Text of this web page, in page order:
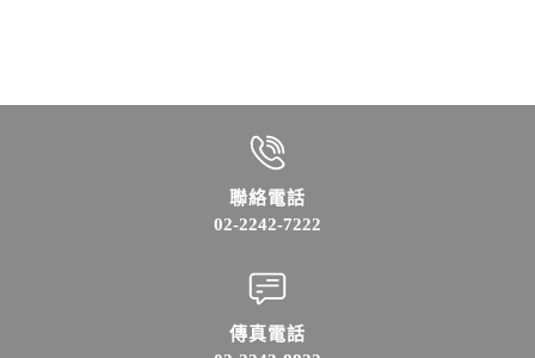
聯絡電話
02-2242-7222
傳真電話